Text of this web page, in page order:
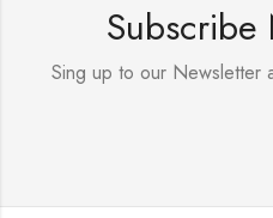
Subscribe
Sing up to our Newsletter